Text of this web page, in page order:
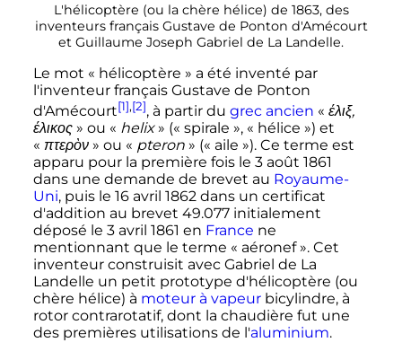
L'hélicoptère (ou la chère hélice) de 1863, des
inventeurs français Gustave de Ponton d'Amécourt
et Guillaume Joseph Gabriel de La Landelle.
Le mot « hélicoptère » a été inventé par
l'inventeur français Gustave de Ponton
d'Amécourt[1],[2], à partir du grec ancien « έλιξ,
έλικος » ou « helix » (« spirale », « hélice ») et
« πτερὸν » ou « pteron » (« aile »). Ce terme est
apparu pour la première fois le 3 août 1861
dans une demande de brevet au Royaume-
Uni, puis le 16 avril 1862dans un certificat
d'addition au brevet 49.077 initialement
déposé le 3 avril 1861 en France ne
mentionnant que le terme « aéronef ». Cet
inventeur construisit avec Gabriel de La
Landelle un petit prototype d'hélicoptère (ou
chère hélice) à moteur à vapeurbicylindre, à
rotor contrarotatif, dont la chaudière fut une
des premières utilisations de l'aluminium.